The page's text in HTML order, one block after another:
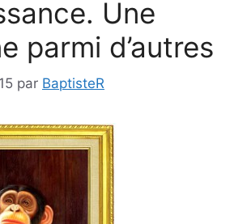
Une
parmi d’autres
par BaptisteR